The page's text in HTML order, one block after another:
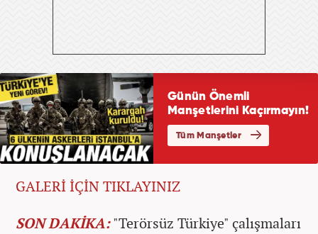
GALERİ İÇİN TIKLAYINIZ
SON DAKİKA:"Terörsüz Türkiye" çalışmaları